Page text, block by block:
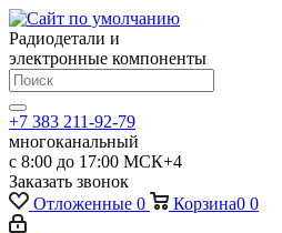
Радиодетали и
электронные компоненты
+7 383 211-92-79
многоканальный
с 8:00 до 17:00 МСК+4
Заказать звонок
Отложенные 0 Корзина0 0